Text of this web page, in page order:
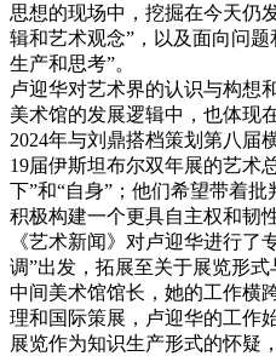
思想的现场中，挖掘在今天仍
辑和艺术观念”，以及面向问
生产和思考”。
卢迎华对艺术界的认识与构想
美术馆的发展逻辑中，也体现
2024年与刘鼎搭档策划第八届
19届伊斯坦布尔双年展的艺术
下”和“自身”；他们希望带着
积极构建一个更具自主权和韧
《艺术新闻》对卢迎华进行了
调”出发，拓展至关于展览形
中间美术馆馆长，她的工作横
理和国际策展，卢迎华的工作
展览作为知识生产形式的怀疑